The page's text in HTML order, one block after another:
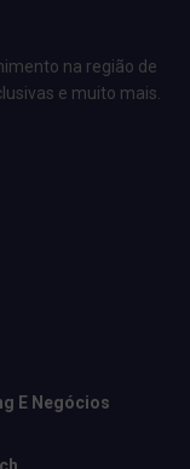
na região de
e muito mais.
E Negócios